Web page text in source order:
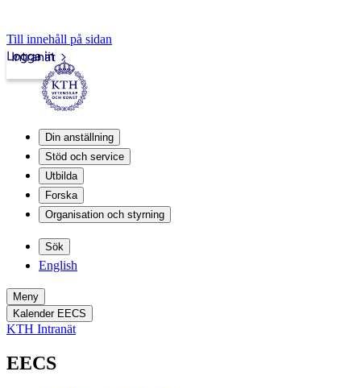
Till innehåll på sidan
Intranät
Logga in
Din anställning
Stöd och service
Utbilda
Forska
Organisation och styrning
Sök
English
Meny
Kalender EECS
KTH Intranät
EECS